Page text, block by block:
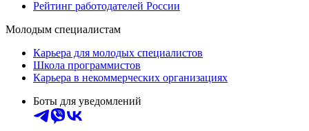
Рейтинг работодателей России
Молодым специалистам
Карьера для молодых специалистов
Школа программистов
Карьера в некоммерческих организациях
Боты для уведомлений